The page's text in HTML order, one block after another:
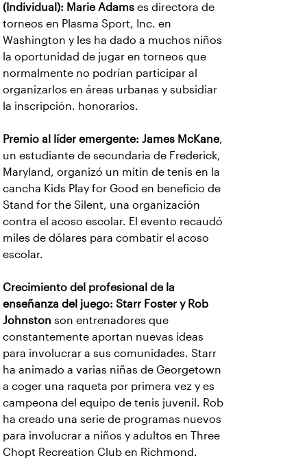
(Individual): Marie Adams es directora de
torneos en Plasma Sport, Inc. en
Washington y les ha dado a muchos niños
la oportunidad de jugar en torneos que
normalmente no podrían participar al
organizarlos en áreas urbanas y subsidiar
la inscripción. honorarios.
Premio al líder emergente: James McKane,
un estudiante de secundaria de Frederick,
Maryland, organizó un mitin de tenis en la
cancha Kids Play for Good en beneficio de
Stand for the Silent, una organización
contra el acoso escolar. El evento recaudó
miles de dólares para combatir el acoso
escolar.
Crecimiento del profesional de la
enseñanza del juego: Starr Foster y Rob
Johnston son entrenadores que
constantemente aportan nuevas ideas
para involucrar a sus comunidades. Starr
ha animado a varias niñas de Georgetown
a coger una raqueta por primera vez y es
campeona del equipo de tenis juvenil. Rob
ha creado una serie de programas nuevos
para involucrar a niños y adultos en Three
Chopt Recreation Club en Richmond.